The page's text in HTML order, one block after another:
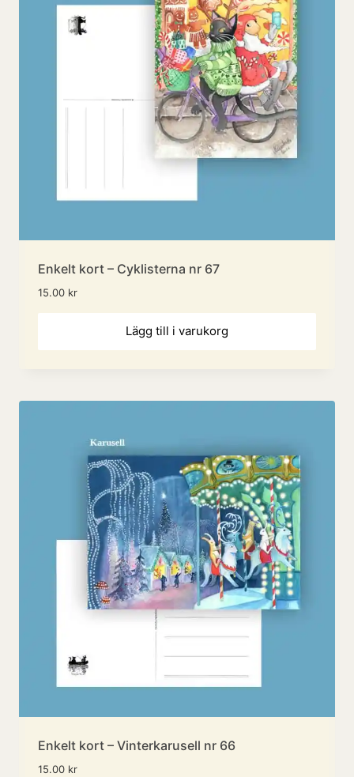
Enkelt kort – Cyklisterna nr 67
15.00 kr
Lägg till i varukorg
Enkelt kort – Vinterkarusell nr 66
15.00 kr